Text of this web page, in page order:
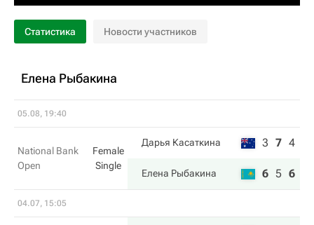
Статистика Новости участников
Елена Рыбакина
05.08, 19:40
National Bank
Open
Female
Single
Дарья Касаткина 3 7 4
Елена Рыбакина 6 5 6
04.07, 15:05